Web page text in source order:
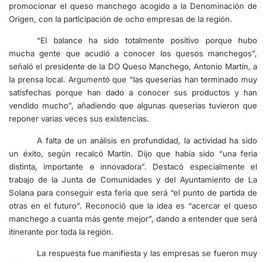
promocionar el queso manchego acogido a la Denominación de
Origen, con la participación de ocho empresas de la región.
“El balance ha sido totalmente positivo porque hubo
mucha gente que acudió a conocer los quesos manchegos”,
señaló el presidente de la DO Queso Manchego, Antonio Martín, a
la prensa local. Argumentó que “las queserías han terminado muy
satisfechas porque han dado a conocer sus productos y han
vendido mucho”, añadiendo que algunas queserías tuvieron que
reponer varias veces sus existencias.
A falta de un análisis en profundidad, la actividad ha sido
un éxito, según recalcó Martín. Dijo que había sido “una feria
distinta, importante e innovadora”. Destacó especialmente el
trabajo de la Junta de Comunidades y del Ayuntamiento de La
Solana para conseguir esta feria que será “el punto de partida de
otras en el futuro”. Reconoció que la idea es “acercar el queso
manchego a cuanta más gente mejor”, dando a entender que será
itinerante por toda la región.
La respuesta fue manifiesta y las empresas se fueron muy